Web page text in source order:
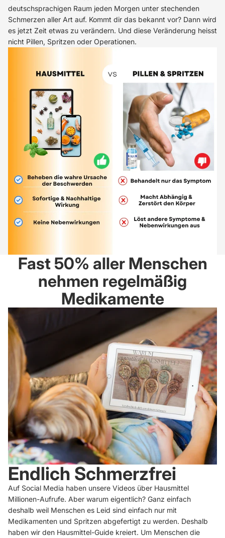
deutschsprachigen Raum jeden Morgen unter stechenden
Schmerzen aller Art auf. Kommt dir das bekannt vor? Dann wird
es jetzt Zeit etwas zu verändern. Und diese Veränderung heisst
nicht Pillen, Spritzen oder Operationen.
Fast 50% aller Menschen
nehmen regelmäßig
Medikamente
Endlich Schmerzfrei
Auf Social Media haben unsere Videos über Hausmittel
Millionen-Aufrufe. Aber warum eigentlich? Ganz einfach
deshalb weil Menschen es Leid sind einfach nur mit
Medikamenten und Spritzen abgefertigt zu werden. Deshalb
haben wir den Hausmittel-Guide kreiert. Um Menschen die